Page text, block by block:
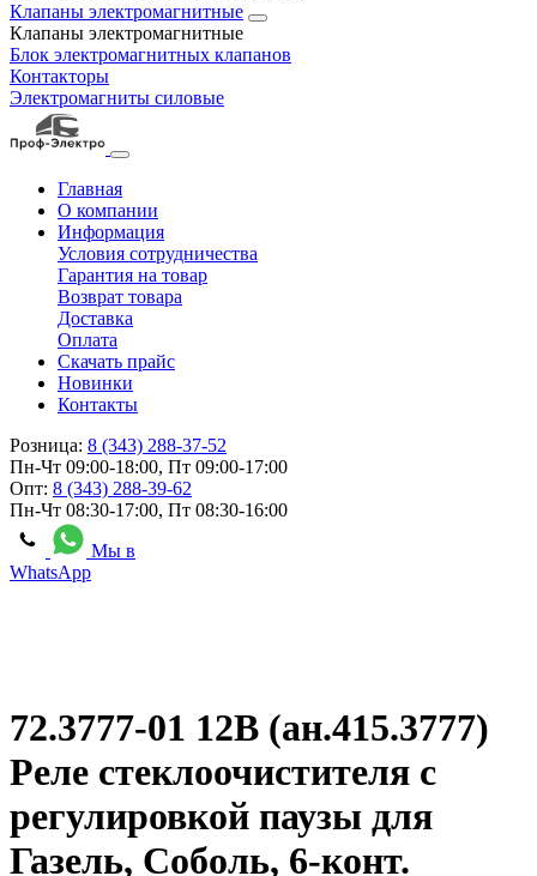
Клапаны электромагнитные
Клапаны электромагнитные
Блок электромагнитных клапанов
Контакторы
Электромагниты силовые
Главная
О компании
Информация
Условия сотрудничества
Гарантия на товар
Возврат товара
Доставка
Оплата
Скачать прайс
Новинки
Контакты
Розница: 8 (343) 288-37-52
Пн-Чт 09:00-18:00, Пт 09:00-17:00
Опт: 8 (343) 288-39-62
Пн-Чт 08:30-17:00, Пт 08:30-16:00
Мы в
WhatsApp
72.3777-01 12В (ан.415.3777)
Реле стеклоочистителя с
регулировкой паузы для
Газель, Соболь, 6-конт.